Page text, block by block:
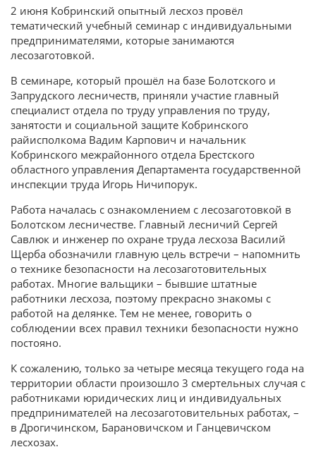
2 июня Кобринский опытный лесхоз провёл
тематический учебный семинар с индивидуальными
предпринимателями, которые занимаются
лесозаготовкой.
В семинаре, который прошёл на базе Болотского и
Запрудского лесничеств, приняли участие главный
специалист отдела по труду управления по труду,
занятости и социальной защите Кобринского
райисполкома Вадим Карпович и начальник
Кобринского межрайонного отдела Брестского
областного управления Департамента государственной
инспекции труда Игорь Ничипорук.
Работа началась с ознакомлением с лесозаготовкой в
Болотском лесничестве. Главный лесничий Сергей
Савлюк и инженер по охране труда лесхоза Василий
Щерба обозначили главную цель встречи – напомнить
о технике безопасности на лесозаготовительных
работах. Многие вальщики – бывшие штатные
работники лесхоза, поэтому прекрасно знакомы с
работой на делянке. Тем не менее, говорить о
соблюдении всех правил техники безопасности нужно
постояно.
К сожалению, только за четыре месяца текущего года на
территории области произошло 3 смертельных случая с
работниками юридических лиц и индивидуальных
предпринимателей на лесозаготовительных работах, –
в Дрогичинском, Барановичском и Ганцевичском
лесхозах.